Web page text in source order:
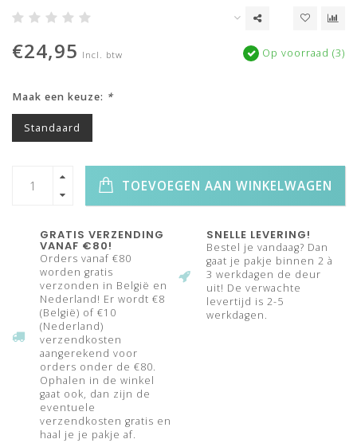
€24,95 Incl. btw Op voorraad (3)
Maak een keuze: *
Standaard
TOEVOEGEN AAN WINKELWAGEN
GRATIS VERZENDING
VANAF €80!
Orders vanaf €80
worden gratis
verzonden in België en
Nederland! Er wordt €8
(België) of €10
(Nederland)
verzendkosten
aangerekend voor
orders onder de €80.
Ophalen in de winkel
gaat ook, dan zijn de
eventuele
verzendkosten gratis en
haal je je pakje af.
SNELLE LEVERING!
Bestel je vandaag? Dan
gaat je pakje binnen 2 à
3 werkdagen de deur
uit! De verwachte
levertijd is 2-5
werkdagen.